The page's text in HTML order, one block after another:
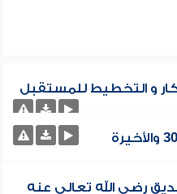
و التخطيط للمستقبل
رضي الله تعالى عنه